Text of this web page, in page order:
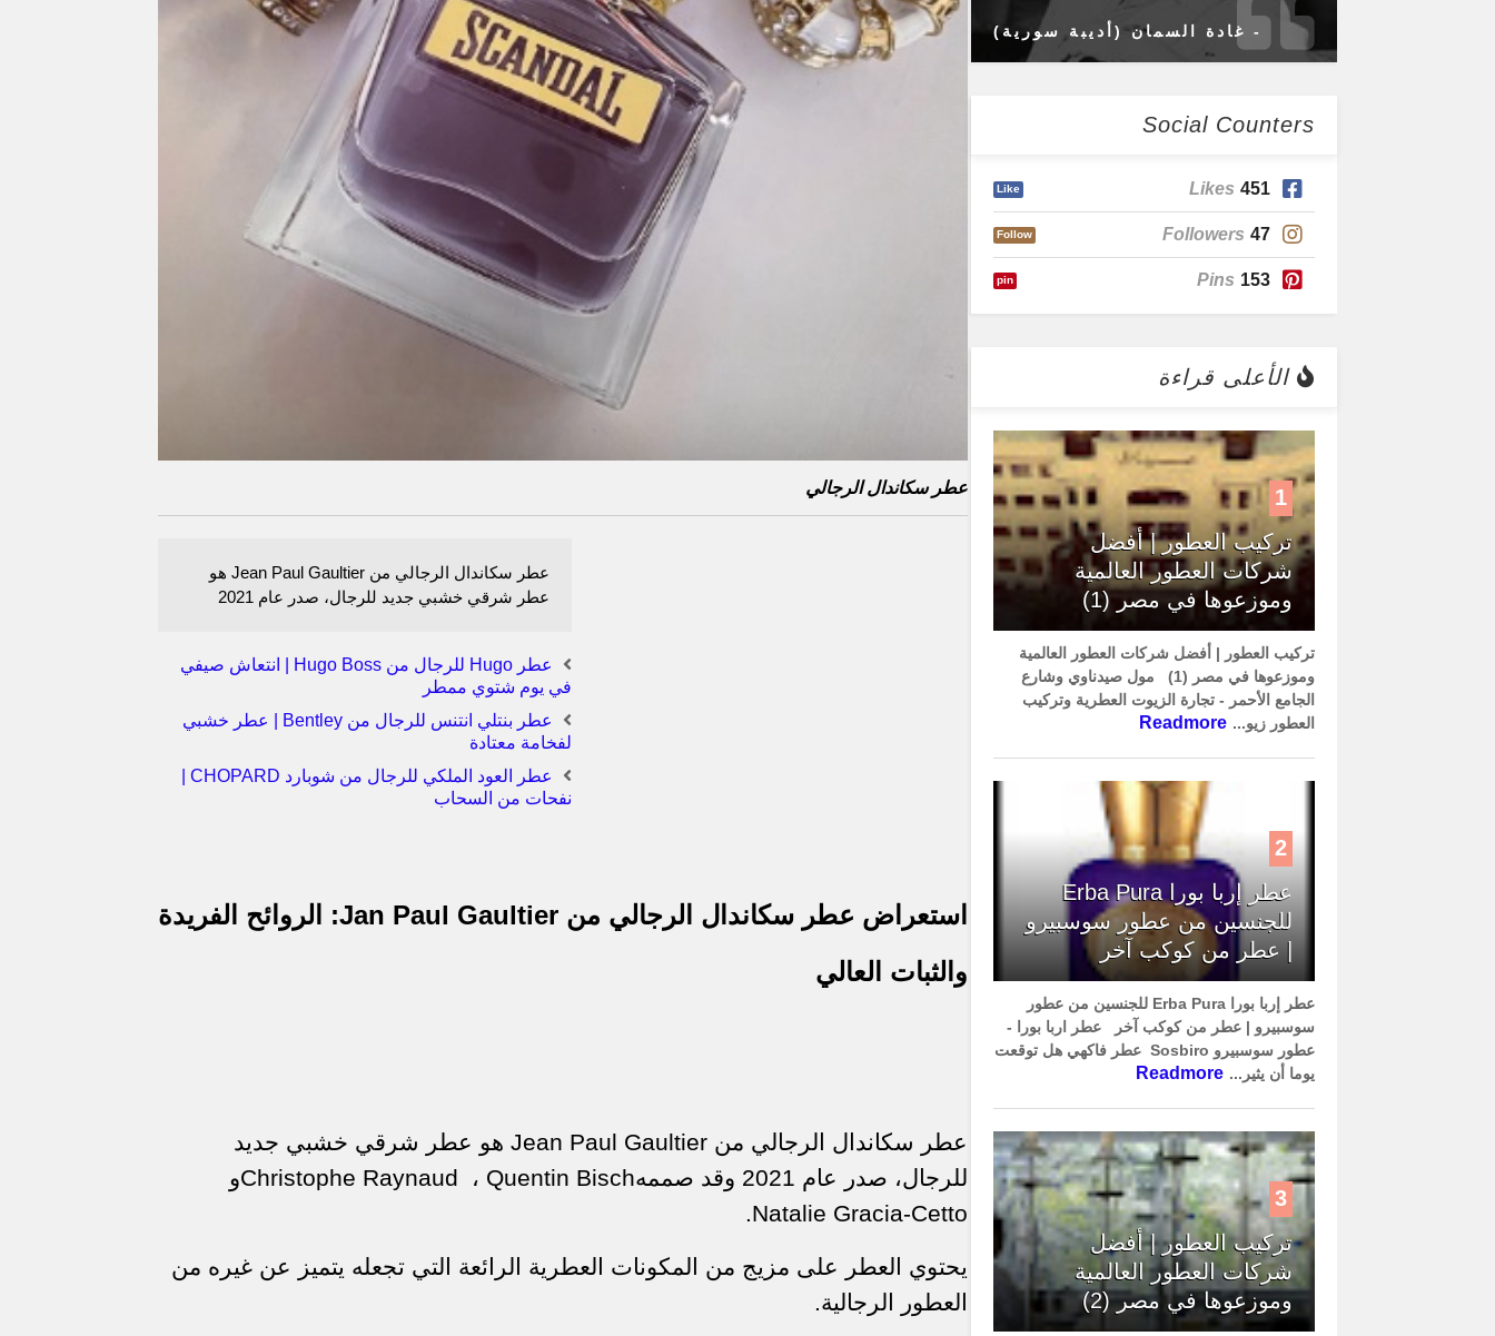
عطر سكاندال الرجالي
عطر سكاندال الرجالي من Jean Paul Gaultier هو
عطر شرقي خشبي جديد للرجال، صدر عام 2021
عطر Hugo للرجال من Hugo Boss | انتعاش صيفي
في يوم شتوي ممطر
عطر بنتلي انتنس للرجال من Bentley | عطر خشبي
لفخامة معتادة
نفحات من السحاب
استعراض عطر سكاندال الرجالي من Jan Paul Gaultier
:
الروائح الفريدة
والثبات العالي
عطر سكاندال الرجالي من Jean Paul Gaultier هو عطر شرقي خشبي جديد
للرجال، صدر عام 2021 وقد صممه
Quentin Bisch ، Christophe Raynaudو
Natalie Gracia-Cetto
.
يحتوي العطر على مزيج من المكونات العطرية الرائعة التي تجعله يتميز عن غيره من
العطور الرجالية.
- غادة السمان (أديبة سورية)
Social Counters
451
Likes
Like
47
Followers
Follow
153
Pins
pin
الأعلى قراءة
1
تركيب العطور | أفضل
شركات العطور العالمية
وموزعوها في مصر (1)
تركيب العطور | أفضل شركات العطور العالمية
وموزعوها في مصر (1) مول صيدناوي وشارع
الجامع الأحمر - تجارة الزيوت العطرية وتركيب
العطور زيو... Readmore
2
عطر إربا بورا Erba Pura
للجنسين من عطور سوسبيرو
| عطر من كوكب آخر
عطر إربا بورا Erba Pura للجنسين من عطور
سوسبيرو | عطر من كوكب آخر عطر اربا بورا -
عطور سوسبيرو Sosbiro عطر فاكهي هل توقعت
يوما أن يثير... Readmore
3
تركيب العطور | أفضل
شركات العطور العالمية
وموزعوها في مصر (2)